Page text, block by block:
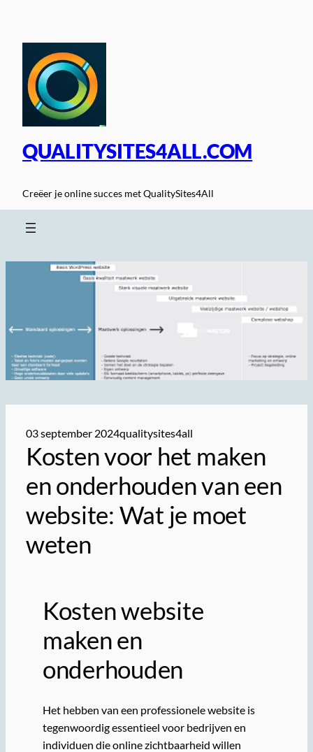
inhoud
QUALITYSITES4ALL.COM
Creëer je online succes met QualitySites4All
03 september 2024qualitysites4all
Kosten voor het maken
en onderhouden van een
website: Wat je moet
weten
Kosten website
maken en
onderhouden
Het hebben van een professionele website is
tegenwoordig essentieel voor bedrijven en
individuen die online zichtbaarheid willen